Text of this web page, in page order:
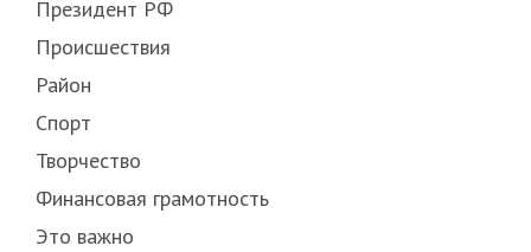
Президент РФ
Происшествия
Район
Спорт
Творчество
Финансовая грамотность
Это важно